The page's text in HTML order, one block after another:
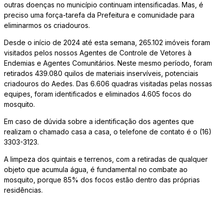
outras doenças no município continuam intensificadas. Mas, é
preciso uma força-tarefa da Prefeitura e comunidade para
eliminarmos os criadouros.
Desde o início de 2024 até esta semana, 265.102 imóveis foram
visitados pelos nossos Agentes de Controle de Vetores à
Endemias e Agentes Comunitários. Neste mesmo período, foram
retirados 439.080 quilos de materiais inservíveis, potenciais
criadouros do Aedes. Das 6.606 quadras visitadas pelas nossas
equipes, foram identificados e eliminados 4.605 focos do
mosquito.
Em caso de dúvida sobre a identificação dos agentes que
realizam o chamado casa a casa, o telefone de contato é o (16)
3303-3123.
A limpeza dos quintais e terrenos, com a retiradas de qualquer
objeto que acumula água, é fundamental no combate ao
mosquito, porque 85% dos focos estão dentro das próprias
residências.